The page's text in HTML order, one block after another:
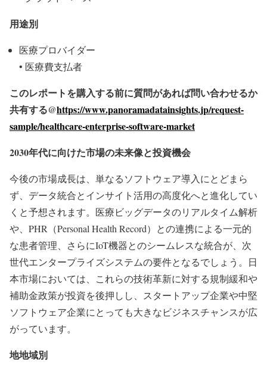
用途別
医療プロバイダー
• 医療費支払者
このレポートを購入する前に質問があれば問い合わせるか
共有する@https://www.panoramadatainsights.jp/request-
sample/healthcare-enterprise-software-market
2030年代に向けた市場の未来像と投資機会
今後の市場成長は、単なるソフトウェア導入にとどまら
ず、データ統合とインサイト活用の高度化へと進化してい
くと予想されます。医療ビッグデータのリアルタイム解析
や、PHR（Personal Health Record）との連携による一元的
な患者管理、さらにIoT機器とのシームレスな統合が、次
世代エンタープライズシステムの要件となるでしょう。日
本市場においては、これらの技術革新に対する規制緩和や
補助金政策が投資を後押しし、スタートアップ企業や中堅
ソフトウェア企業にとっても大きなビジネスチャンスが広
がっています。
地地域別